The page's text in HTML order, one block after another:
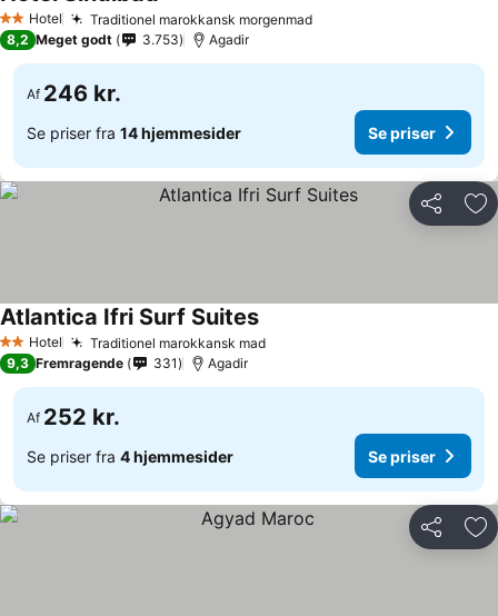
2 Stjerner
Hotel Traditionel marokkansk morgenmad
8,2 Meget godt 3.753 Agadir
Af 246 kr.
Se priser fra 14 hjemmesider Se priser
Del
2 Stjerner
Hotel Traditionel marokkansk mad
Atlantica Ifri Surf Suites
9,3 Fremragende 331 Agadir
Af 252 kr.
Se priser fra 4 hjemmesider Se priser
Del